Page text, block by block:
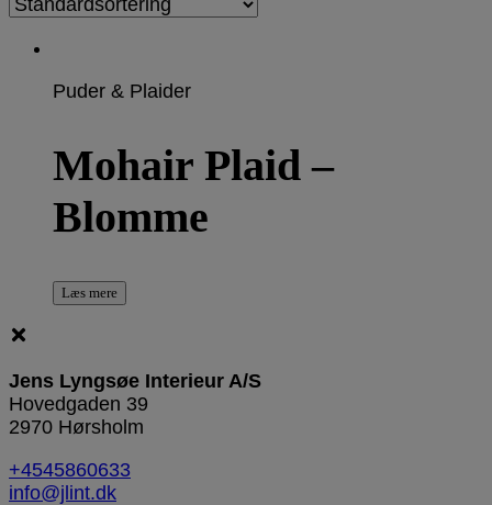
Puder & Plaider
Mohair Plaid –
Blomme
Læs mere
Jens Lyngsøe Interieur A/S
Hovedgaden 39
2970 Hørsholm
+4545860633
info@jlint.dk